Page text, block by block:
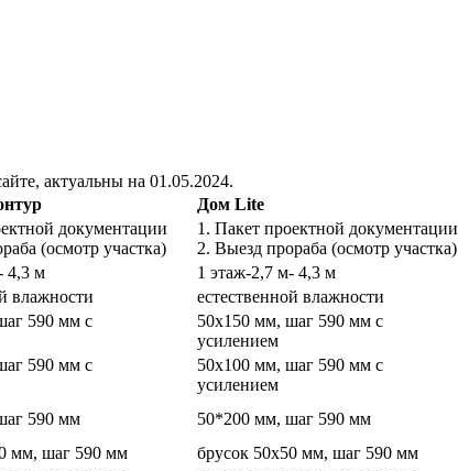
актуальны на 01.05.2024.
Дом Lite
документации
(осмотр участка)
1. Пакет проектной документации
2. Выезд прораба (осмотр участка)
4,3 м 1 этаж-2,7 м- 4,3 м
влажности естественной влажности
590 мм с
50х150 мм, шаг 590 мм с
усилением
590 мм с
50х100 мм, шаг 590 мм с
усилением
590 мм 50*200 мм, шаг 590 мм
мм, шаг 590 мм брусок 50х50 мм, шаг 590 мм